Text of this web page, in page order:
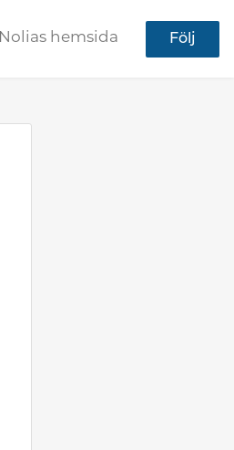
Nolias hemsida Följ